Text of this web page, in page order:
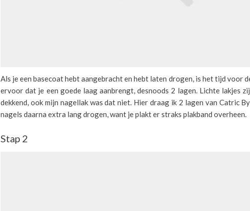
Als je een basecoat hebt aangebracht en hebt laten drogen, is het tijd voor
ervoor dat je een goede laag aanbrengt, desnoods 2 lagen. Lichte lakjes
dekkend, ook mijn nagellak was dat niet. Hier draag ik 2 lagen van Catric
nagels daarna extra lang drogen, want je plakt er straks plakband overheen.
Stap 2